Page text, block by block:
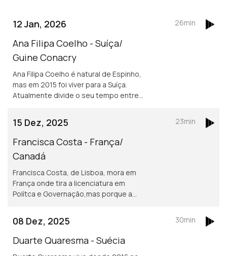
12 Jan, 2026
Ana Filipa Coelho - Suíça/
Guine Conacry
Ana Filipa Coelho é natural de Espinho,
mas em 2015 foi viver para a Suíça.
Atualmente divide o seu tempo entre
humanitária Misty Ships.
26min
15 Dez, 2025
Francisca Costa - França/
Canadá
Francisca Costa, de Lisboa, mora em
França onde tira a licenciatura em
Polítca e Governação,mas porque a
Asilo e migração são áreas de
investigação
23min
08 Dez, 2025
Duarte Quaresma - Suécia
30min